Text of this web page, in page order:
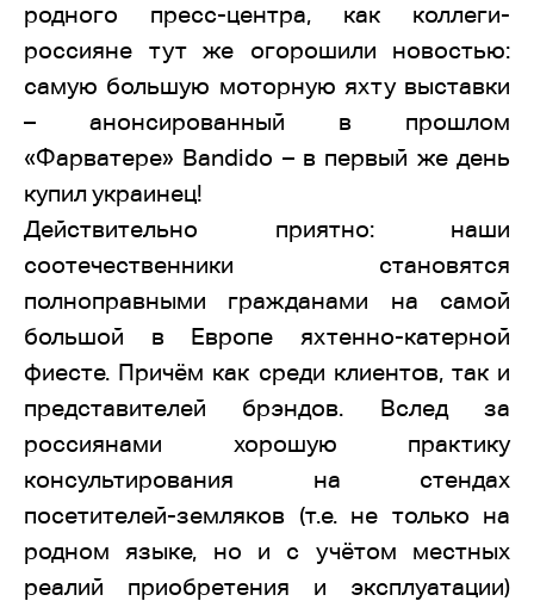
родного пресс-центра, как коллеги-
россияне тут же огорошили новостью:
самую большую моторную яхту выставки
– анонсированный в прошлом
«Фарватере» Bandido – в первый же день
купил украинец!
Действительно приятно: наши
соотечественники становятся
полноправными гражданами на самой
большой в Европе яхтенно-катерной
фиесте. Причём как среди клиентов, так и
представителей брэндов. Вслед за
россиянами хорошую практику
консультирования на стендах
посетителей-земляков (т.е. не только на
родном языке, но и с учётом местных
реалий приобретения и эксплуатации)